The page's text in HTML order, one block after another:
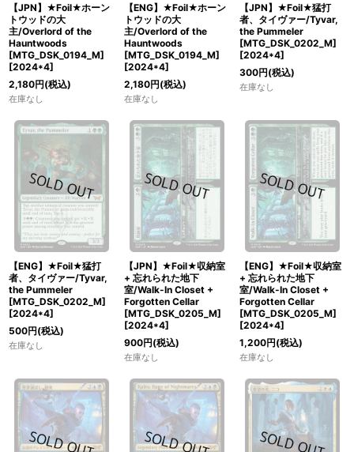
【JPN】★Foil★ホーン
トウッドの大
主/Overlord of the
Hauntwoods
[MTG_DSK_0194_M]
[2024*4]
2,180円(税込)
在庫なし
【ENG】★Foil★ホーン
トウッドの大
主/Overlord of the
Hauntwoods
[MTG_DSK_0194_M]
[2024*4]
2,180円(税込)
在庫なし
【JPN】★Foil★猛打
者、タイヴァー/Tyvar,
the Pummeler
[MTG_DSK_0202_M]
[2024*4]
300円(税込)
在庫なし
【ENG】★Foil★猛打
者、タイヴァー/Tyvar,
the Pummeler
[MTG_DSK_0202_M]
[2024*4]
500円(税込)
在庫なし
【JPN】★Foil★収納室
+ 忘れられた地下
室/Walk-In Closet +
Forgotten Cellar
[MTG_DSK_0205_M]
[2024*4]
900円(税込)
在庫なし
【ENG】★Foil★収納室
+ 忘れられた地下
室/Walk-In Closet +
Forgotten Cellar
[MTG_DSK_0205_M]
[2024*4]
1,200円(税込)
在庫なし